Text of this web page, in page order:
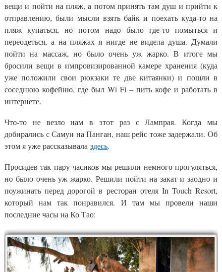
вещи и пойти на пляж, а потом принять там душ и прийти к
отправлению, были мысли взять байк и поехать куда-то на
пляж купаться, но потом надо было где-то помыться и
переодеться, а на пляжах я нигде не видела душа. Думали
пойти на массаж, но было очень уж жарко. В итоге мы
бросили вещи в импровизированной камере хранения (куда
уже положили свои рюкзаки те две китаянки) и пошли в
соседнюю кофейню, где был Wi Fi – пить кофе и работать в
интернете.
Что-то не везло нам в этот раз с Лампрая. Когда мы
добирались с Самуи на Панган, наш рейс тоже задержали. Об
этом я уже рассказывала здесь.
Просидев так пару часиков мы решили немного прогуляться,
но было очень уж жарко. Решили пойти на закат и заодно и
поужинать перед дорогой в ресторан отеля In Touch Resort,
который нам так понравился. И там мы провели наши
последние часы на Ко Тао: